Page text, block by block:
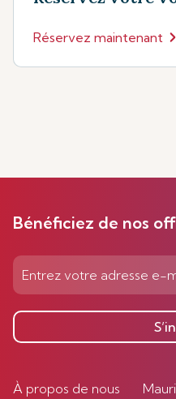
Réservez maintenant
Bénéficiez de nos
À propos de nous